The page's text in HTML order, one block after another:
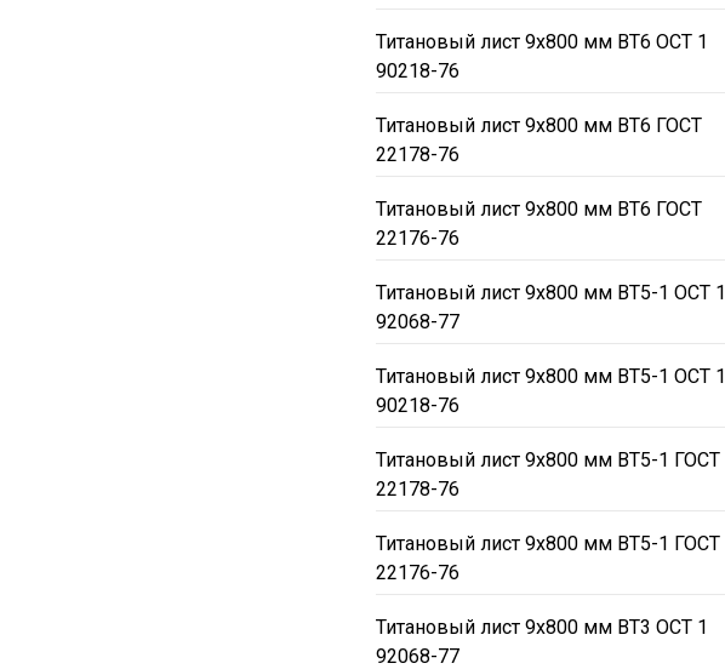
Титановый лист 9х800 мм ВТ6 ОСТ 1
90218-76
Титановый лист 9х800 мм ВТ6 ГОСТ
22178-76
Титановый лист 9х800 мм ВТ6 ГОСТ
22176-76
Титановый лист 9х800 мм ВТ5-1 ОСТ 1
92068-77
Титановый лист 9х800 мм ВТ5-1 ОСТ 1
90218-76
Титановый лист 9х800 мм ВТ5-1 ГОСТ
22178-76
Титановый лист 9х800 мм ВТ5-1 ГОСТ
22176-76
Титановый лист 9х800 мм ВТ3 ОСТ 1
92068-77